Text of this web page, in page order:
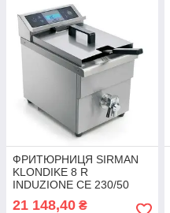
ФРИТЮРНИЦЯ SIRMAN
KLONDIKE 8 R
INDUZIONE CE 230/50
21 148,40 ₴